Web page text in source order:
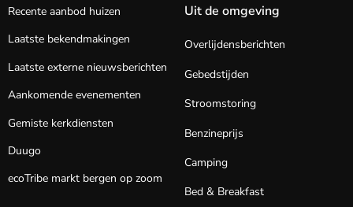
Recente aanbod huizen
Laatste bekendmakingen
Laatste externe nieuwsberichten
Aankomende evenementen
Gemiste kerkdiensten
Duugo
ecoTribe markt bergen op zoom
Uit de omgeving
Overlijdensberichten
Gebedstijden
Stroomstoring
Benzineprijs
Camping
Bed & Breakfast